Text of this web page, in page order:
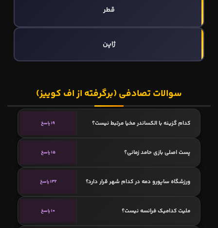
قطر
ژاپن
سوالات تصادفی (برگرفته از اف کوییز)
کدام گزینه با الکساندر مخیا مرتبط نیست؟ 19 پاسخ
پست اصلی بازی حامد زمانی؟ 15 پاسخ
ورزشگاه ساپورو دمه در کدام شهر قرار دارد؟ 132 پاسخ
ملیت کدامیک فرانسه نیست؟ 10 پاسخ